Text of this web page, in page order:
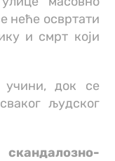
неће освртати
и смрт који
док се
људског